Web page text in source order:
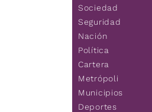
Sociedad
Seguridad
Nación
Política
Cartera
Metrópoli
Municipios
Deportes